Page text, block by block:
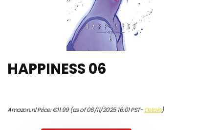
HAPPINESS 06
Amazon.nl Price:€11.99(as of 06/11/2025 16:01 PST-Details)